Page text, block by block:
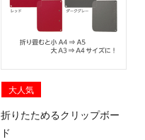
大人気
折りたためるクリップボー
ド